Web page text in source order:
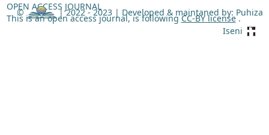
OPEN ACCESS JOURNAL
This is an open access journal, is followingCC-BY license.
© | 2022 - 2023 | Developed & maintaned by: Puhiza
Iseni